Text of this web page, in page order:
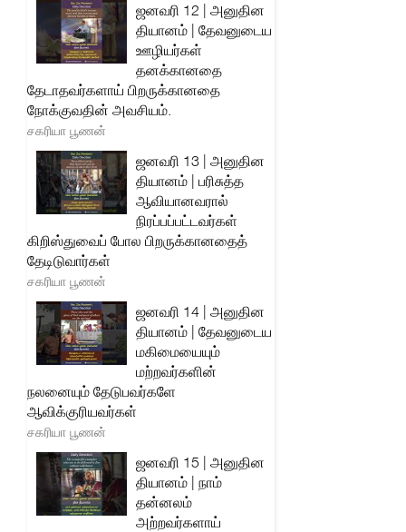
ஜனவரி 12 | அனுதின
தியானம் | தேவனுடைய
ஊழியர்கள்
தனக்கானதை
தேடாதவர்களாய் பிறருக்கானதை
நோக்குவதின் அவசியம்.
சகரியா பூணன்
ஜனவரி 13 | அனுதின
தியானம் | பரிசுத்த
ஆவியானவரால்
நிரப்பப்பட்டவர்கள்
கிறிஸ்துவைப் போல பிறருக்கானதைத்
தேடிடுவார்கள்
சகரியா பூணன்
ஜனவரி 14 | அனுதின
தியானம் | தேவனுடைய
மகிமையையும்
மற்றவர்களின்
நலனையும் தேடுபவர்களே
ஆவிக்குரியவர்கள்
சகரியா பூணன்
ஜனவரி 15 | அனுதின
தியானம் | நாம்
தன்னலம்
அற்றவர்களாய்